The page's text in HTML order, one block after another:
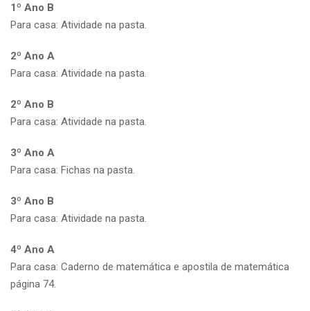
1º Ano B
Para casa: Atividade na pasta.
2º Ano A
Para casa: Atividade na pasta.
2º Ano B
Para casa: Atividade na pasta.
3º Ano A
Para casa: Fichas na pasta.
3º Ano B
Para casa: Atividade na pasta.
4º Ano A
Para casa: Caderno de matemática e apostila de matemática
página 74.